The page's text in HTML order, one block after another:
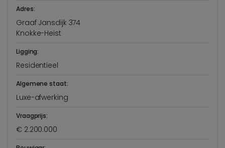
Adres:
Graaf Jansdijk 374
Knokke-Heist
Ligging:
Residentieel
Algemene staat:
Luxe-afwerking
Vraagprijs:
€ 2.200.000